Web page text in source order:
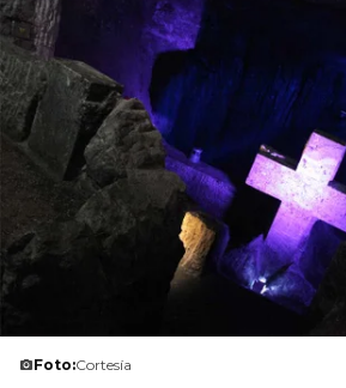
Foto:Cortesía